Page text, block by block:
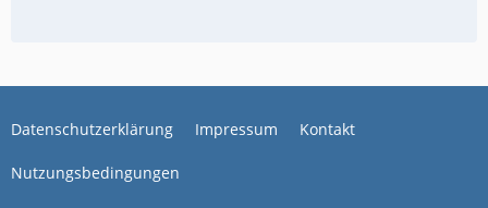
Datenschutzerklärung Impressum Kontakt
Nutzungsbedingungen